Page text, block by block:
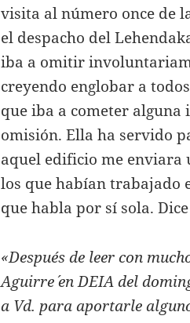
visita al número once de
el despacho del
iba a omitir
creyendo englobar a
que iba a cometer alguna
omisión. Ella ha servido
aquel edificio me enviara
los que habían trabajado
que habla por sí sola.
«Después de leer con
Aguirre´ en DEIA del
a Vd. para aportarle